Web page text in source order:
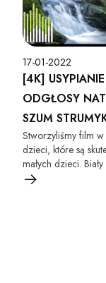
17-01-2022
[4K]
ODGŁOSY
SZUM
Stworzyliśmy film
dzieci, które są
małych dzieci.
które mają trudności